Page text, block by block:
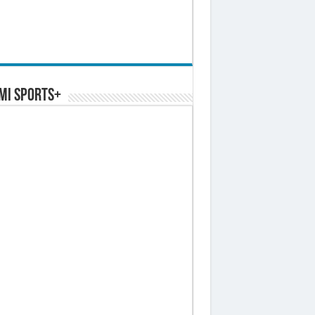
SPORTS+